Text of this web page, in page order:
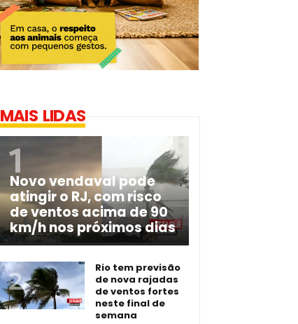
MAIS LIDAS
Novo vendaval pode
atingir o RJ, com risco
de ventos acima de 90
km/h nos próximos dias
Rio tem previsão
de nova rajadas
de ventos fortes
neste final de
semana